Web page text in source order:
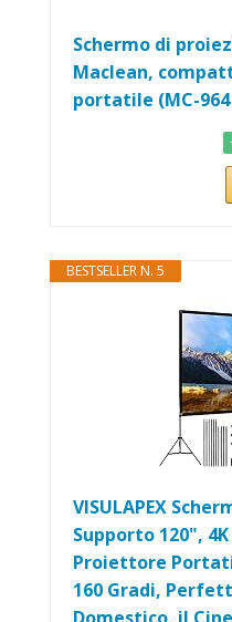
Schermo di
Maclean,
portatile (MC-964
BESTSELLER N. 5
VISULAPEX
Supporto 120",
Proiettore
160 Gradi,